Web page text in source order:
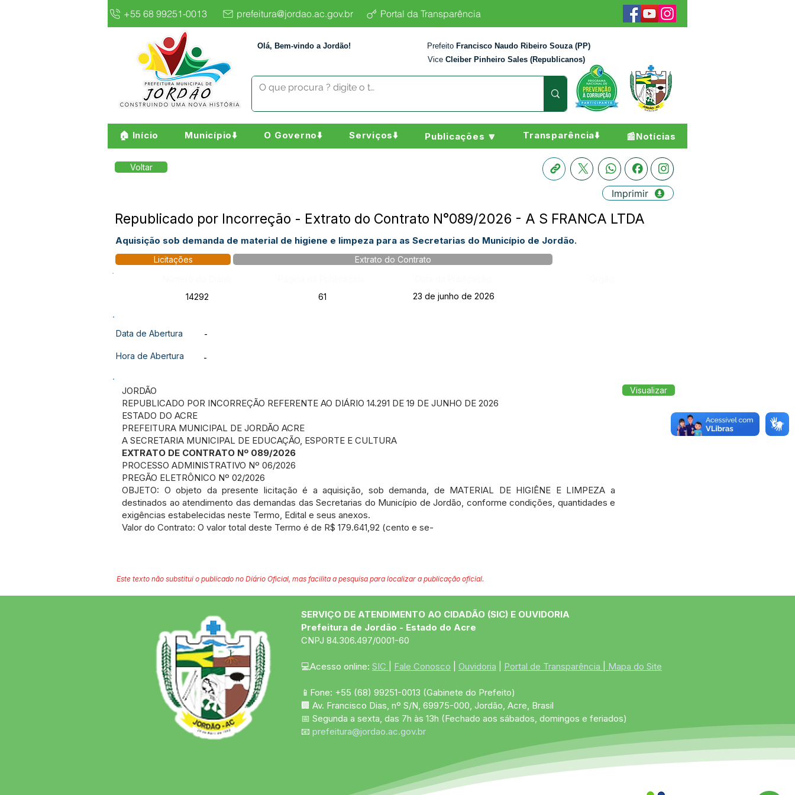
+55 68 99251-0013 prefeitura@jordao.ac.gov.br Portal da Transparência
Olá, Bem-vindo a Jordão! Prefeito Francisco Naudo Ribeiro Souza (PP)
Vice Cleiber Pinheiro Sales (Republicanos)
🏠 Início Município⬇️ O Governo⬇️ Serviços⬇️ Publicações 🔽 Transparência⬇️ 📰Notícias
Voltar
Imprimir
Republicado por Incorreção - Extrato do Contrato N°089/2026 - A S FRANCA LTDA
Aquisição sob demanda de material de higiene e limpeza para as Secretarias do Município de Jordão.
Licitações
Extrato do Contrato
14292
61 23 de junho de 2026
Data de Abertura -
Hora de Abertura -
JORDÃO
REPUBLICADO POR INCORREÇÃO REFERENTE AO DIÁRIO 14.291 DE 19 DE JUNHO DE 2026
ESTADO DO ACRE
PREFEITURA MUNICIPAL DE JORDÃO ACRE
A SECRETARIA MUNICIPAL DE EDUCAÇÃO, ESPORTE E CULTURA
EXTRATO DE CONTRATO Nº 089/2026
PROCESSO ADMINISTRATIVO Nº 06/2026
PREGÃO ELETRÔNICO Nº 02/2026
OBJETO: O objeto da presente licitação é a aquisição, sob demanda, de MATERIAL DE HIGIÊNE E LIMPEZA a
destinados ao atendimento das demandas das Secretarias do Município de Jordão, conforme condições, quantidades e
exigências estabelecidas neste Termo, Edital e seus anexos.
Valor do Contrato: O valor total deste Termo é de R$ 179.641,92 (cento e se-
Visualizar
Este texto não substitui o publicado no Diário Oficial, mas facilita a pesquisa para localizar a publicação oficial.
SERVIÇO DE ATENDIMENTO AO CIDADÃO (SIC) E OUVIDORIA
Prefeitura de Jordão - Estado do Acre
CNPJ 84.306.497/0001-60
💻Acesso online: SIC Fale Conosco Ouvidoria Portal de Transparência Mapa do Site
📱Fone: +55 (68) 99251-0013 (Gabinete do Prefeito)
🏢 Av. Francisco Dias, nº S/N, 69975-000, Jordão, Acre, Brasil
📅 Segunda a sexta, das 7h às 13h (Fechado aos sábados, domingos e feriados)
📧 prefeitura@jordao.ac.gov.br